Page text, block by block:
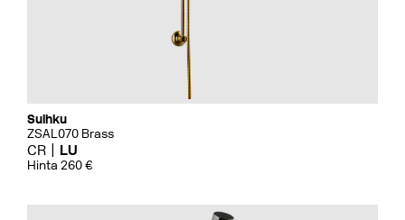
Suihku
ZSAL070 Brass
CR LU
Hinta 260 €